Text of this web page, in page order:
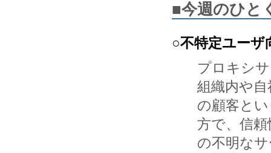
■今週のひと
○不特定ユー
プロキシ
組織内や自
の顧客と
方で、信頼
の不明な